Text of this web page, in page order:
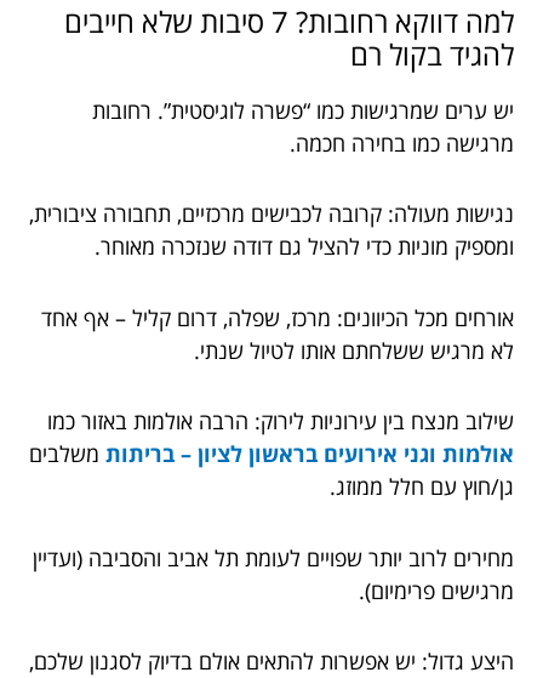
למה דווקא רחובות? 7 סיבות שלא חייבים
להגיד בקול רם
יש ערים שמרגישות כמו “פשרה לוגיסטית”. רחובות
מרגישה כמו בחירה חכמה.
נגישות מעולה: קרובה לכבישים מרכזיים, תחבורה ציבורית,
ומספיק מוניות כדי להציל גם דודה שנזכרה מאוחר.
אורחים מכל הכיוונים: מרכז, שפלה, דרום קליל – אף אחד
לא מרגיש ששלחתם אותו לטיול שנתי.
שילוב מנצח בין עירוניות לירוק: הרבה אולמות באזור כמו
אולמות וגני אירועים בראשון לציון – בריתות משלבים
גן/חוץ עם חלל ממוזג.
מחירים לרוב יותר שפויים לעומת תל אביב והסביבה (ועדיין
מרגישים פרימיום).
היצע גדול: יש אפשרות להתאים אולם בדיוק לסגנון שלכם,